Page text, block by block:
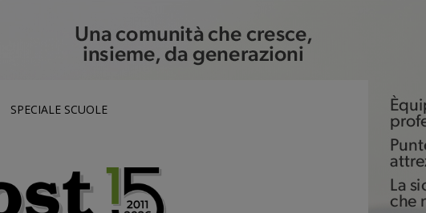
SPECIALE SCUOLE